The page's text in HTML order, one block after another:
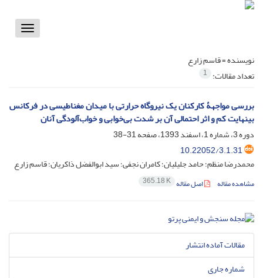
Toggle
نویسنده =قاسم زارع
تعداد مقالات: 1
بررسی مواجهۀ کارکنان یک نیروگاه حرارتی با میدان مغناطیسی در فرکانس
بی‏نهایت کم و اثر احتمالی آن بر شدت بی‌خوابی و خواب‌آلودگی آنان
دوره 3، شماره 1، اسفند 1393، صفحه
31-38
10.22052/3.1.31
محمدرضا منظم؛ حامد جلیلیان؛ کامران نجفی؛ سید ابوالفضل ذاکریان؛ قاسم زارع
مشاهده مقاله اصل مقاله 365.18 K
مقالات آماده انتشار
شماره جاری